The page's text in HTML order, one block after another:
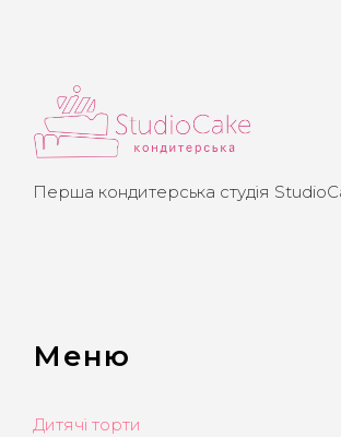
Перша кондитерська студія
Меню
Дитячі торти